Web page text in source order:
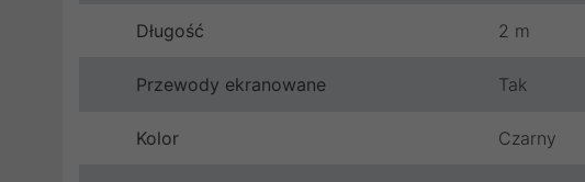
Długość 2 m
Przewody ekranowane Tak
Kolor Czarny